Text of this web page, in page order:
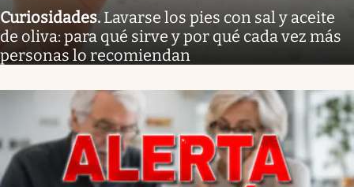
Curiosidades. Lavarse los pies con sal y aceite
de oliva: para qué sirve y por qué cada vez más
personas lo recomiendan